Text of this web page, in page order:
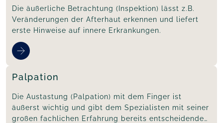
Die äußerliche Betrachtung (Inspektion) lässt z.B.
Veränderungen der Afterhaut erkennen und liefert
erste Hinweise auf innere Erkrankungen.
Palpation
Die Austastung (Palpation) mit dem Finger ist
äußerst wichtig und gibt dem Spezialisten mit seiner
großen fachlichen Erfahrung bereits entscheidende